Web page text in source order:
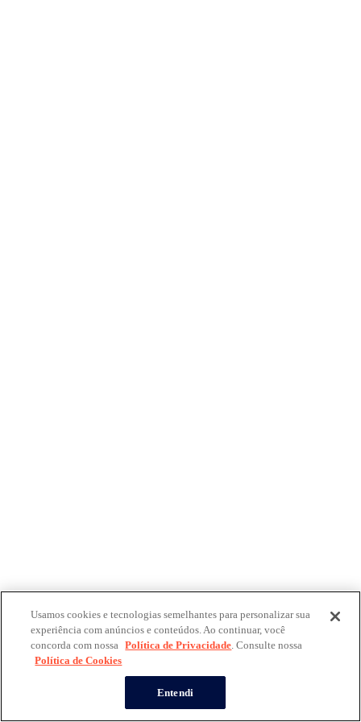
Usamos cookies e tecnologias semelhantes para personalizar sua
experiência com anúncios e conteúdos. Ao continuar, você
concorda com nossa Política de Privacidade. Consulte nossa
Política de Cookies
Entendi